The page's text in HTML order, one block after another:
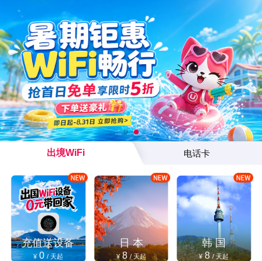
出境WiFi 电话卡
充值送设备
¥ 0 / 天起
日 本
¥ 8 / 天起
韩 国
¥ 8 / 天起